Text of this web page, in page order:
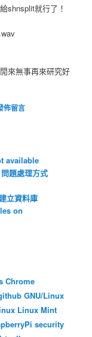
shnsplit就行了！
來無事再來研究好
佈留言
available
題處理方式
立資料庫
on
Chrome
GNU/Linux
Linux Mint
security